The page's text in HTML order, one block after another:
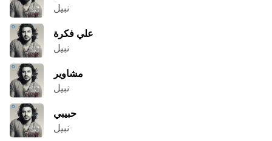
نبيل
علي فكرة
نبيل
مشاوير
نبيل
حبيبي
نبيل